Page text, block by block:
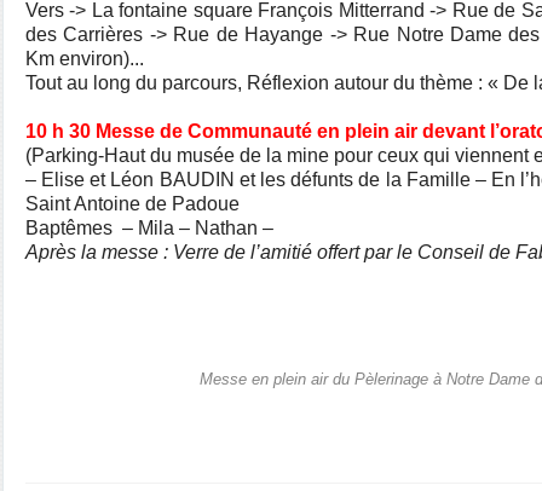
Vers -> La fontaine square François Mitterrand -> Rue de
des Carrières -> Rue de Hayange -> Rue Notre Dame
Km environ)...
Tout au long du parcours, Réflexion autour du thème : « De
10 h 30 Messe de Communauté en plein air devant
(Parking-Haut du musée de la mine pour ceux qui viennent
– Elise et Léon BAUDIN et les défunts de la Famille – En
Saint Antoine de Padoue
Baptêmes – Mila – Nathan –
Après la messe : Verre de l’amitié offert par le Conseil de
Messe en plein air du Pèlerinage à Notre Dame